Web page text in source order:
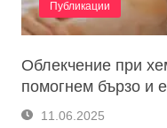
Публикации
Облекчение при
помогнем бързо и
11.06.2025